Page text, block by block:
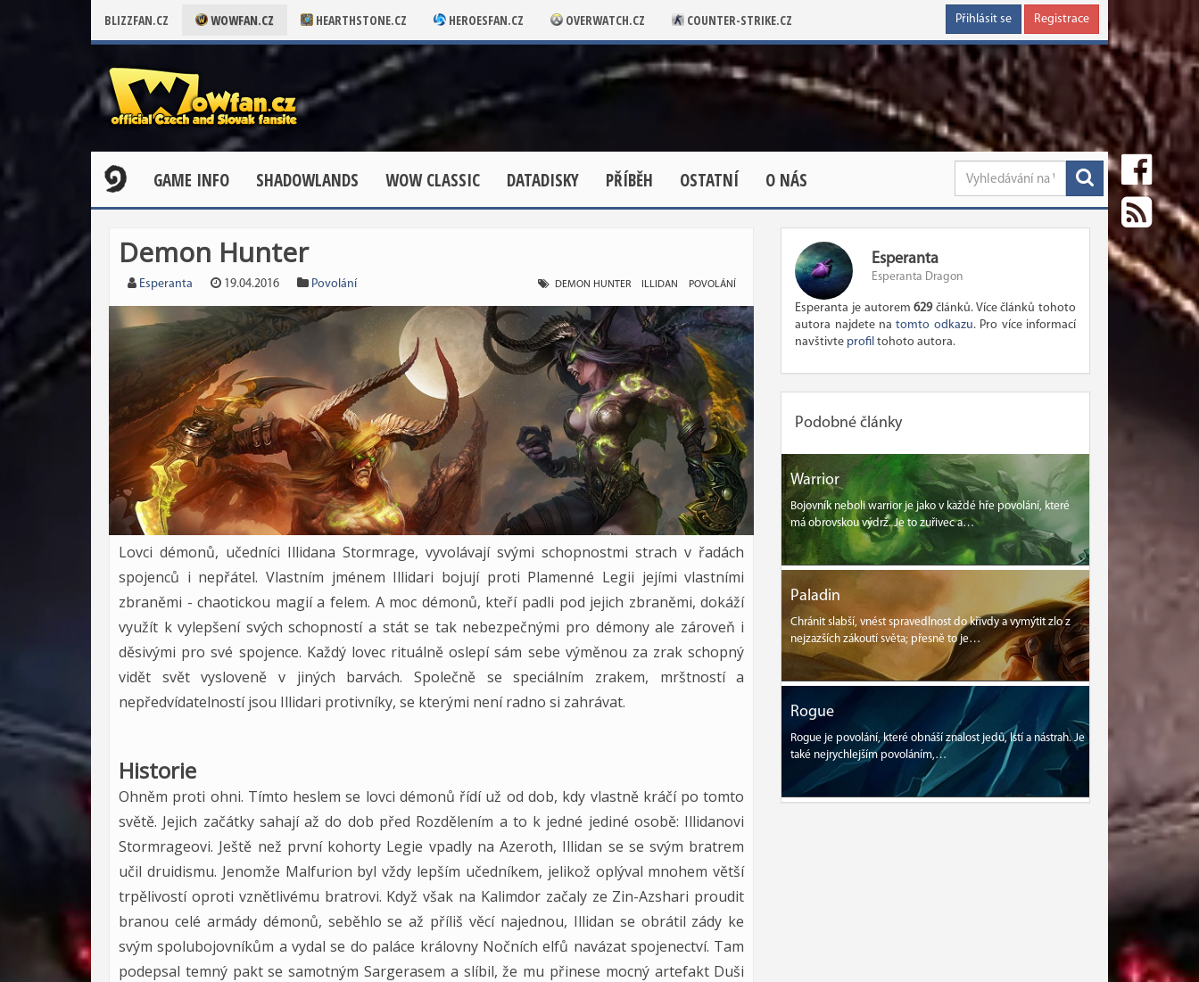
BLIZZFAN.CZ WOWFAN.CZ HEARTHSTONE.CZ HEROESFAN.CZ OVERWATCH.CZ COUNTER-STRIKE.CZ Přihlásit se Registrace
GAME INFO SHADOWLANDS WOW CLASSIC DATADISKY PŘÍBĚH OSTATNÍ O NÁS
Demon Hunter
Esperanta 19.04.2016 Povolání DEMON HUNTER ILLIDAN POVOLÁNÍ
Lovci démonů, učedníci Illidana Stormrage, vyvolávají svými schopnostmi strach v řadách
spojenců i nepřátel. Vlastním jménem Illidari bojují proti Plamenné Legii jejími vlastními
zbraněmi - chaotickou magií a felem. A moc démonů, kteří padli pod jejich zbraněmi, dokáží
využít k vylepšení svých schopností a stát se tak nebezpečnými pro démony ale zároveň i
děsivými pro své spojence. Každý lovec rituálně oslepí sám sebe výměnou za zrak schopný
vidět svět vysloveně v jiných barvách. Společně se speciálním zrakem, mrštností a
nepředvídatelností jsou Illidari protivníky, se kterými není radno si zahrávat.
Historie
Ohněm proti ohni. Tímto heslem se lovci démonů řídí už od dob, kdy vlastně kráčí po tomto
světě. Jejich začátky sahají až do dob před Rozdělením a to k jedné jediné osobě: Illidanovi
Stormrageovi. Ještě než první kohorty Legie vpadly na Azeroth, Illidan se se svým bratrem
učil druidismu. Jenomže Malfurion byl vždy lepším učedníkem, jelikož oplýval mnohem větší
trpělivostí oproti vznětlivému bratrovi. Když však na Kalimdor začaly ze Zin-Azshari proudit
branou celé armády démonů, seběhlo se až příliš věcí najednou, Illidan se obrátil zády ke
svým spolubojovníkům a vydal se do paláce královny Nočních elfů navázat spojenectví. Tam
podepsal temný pakt se samotným Sargerasem a slíbil, že mu přinese mocný artefakt Duši
Esperanta
Esperanta Dragon
Esperanta je autorem629článků. Více článků tohoto
autora najdete natomto odkazu. Pro více informací
navštivte profil tohoto autora.
Podobné články
Warrior
Bojovník neboli warrior je jako v každé hře povolání, které
má obrovskou výdrž. Je to zuřivec a…
Paladin
Chránit slabší, vnést spravedlnost do křivdy a vymýtit zlo z
nejzazších zákoutí světa; přesně to je…
Rogue
Rogue je povolání, které obnáší znalost jedů, lstí a nástrah. Je
také nejrychlejším povoláním,…